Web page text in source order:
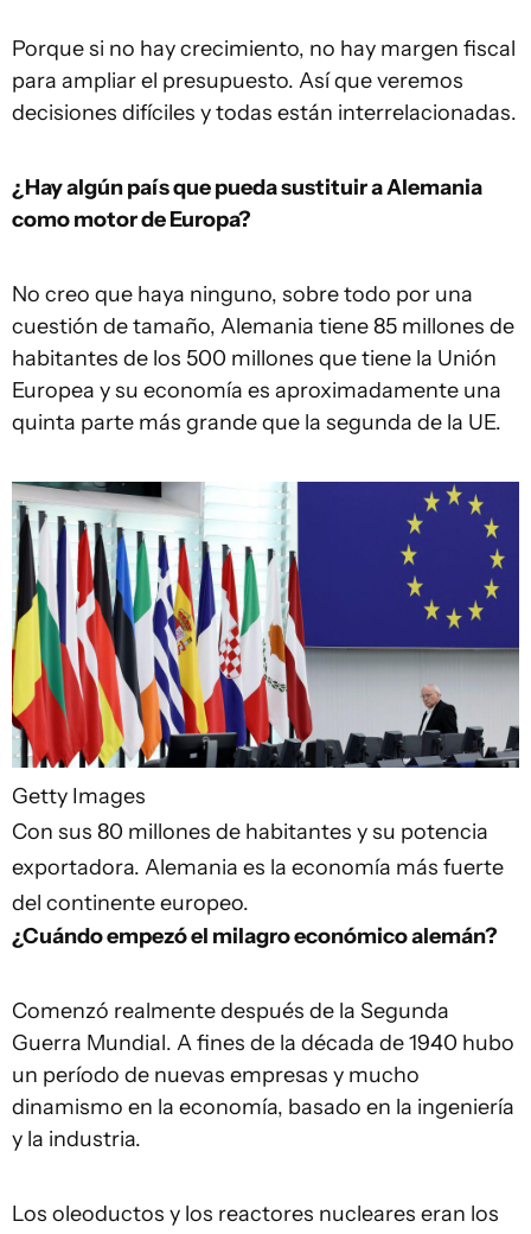
Porque si no hay crecimiento, no hay margen fiscal
para ampliar el presupuesto. Así que veremos
decisiones difíciles y todas están interrelacionadas.
¿Hay algún país que pueda sustituir a Alemania
como motor de Europa?
No creo que haya ninguno, sobre todo por una
cuestión de tamaño, Alemania tiene 85 millones de
habitantes de los 500 millones que tiene la Unión
Europea y su economía es aproximadamente una
quinta parte más grande que la segunda de la UE.
Getty Images
Con sus 80 millones de habitantes y su potencia
exportadora. Alemania es la economía más fuerte
del continente europeo.
¿Cuándo empezó el milagro económico alemán?
Comenzó realmente después de la Segunda
Guerra Mundial. A fines de la década de 1940 hubo
un período de nuevas empresas y mucho
dinamismo en la economía, basado en la ingeniería
y la industria.
Los oleoductos y los reactores nucleares eran los